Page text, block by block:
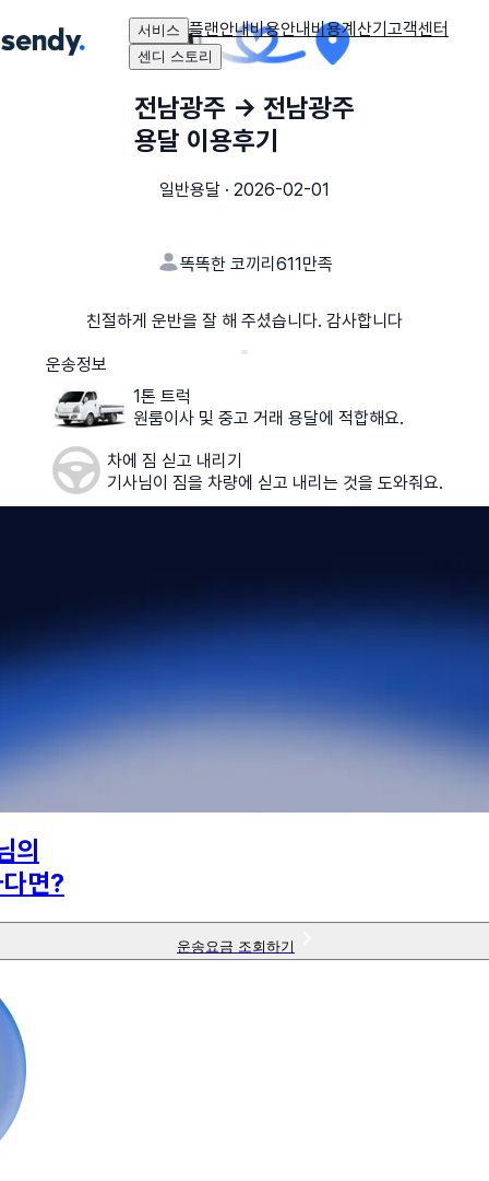
서비스 플랜안내비용안내비용계산기고객센터
센디 스토리
전남광주 → 전남광주
용달 이용후기
일반용달 · 2026-02-01
똑똑한 코끼리611만족
친절하게 운반을 잘 해 주셨습니다. 감사합니다
운송정보
1톤 트럭
원룸이사 및 중고 거래 용달에 적합해요.
차에 짐 싣고 내리기
기사님이 짐을 차량에 싣고 내리는 것을 도와줘요.
의
면?
운송요금 조회하기